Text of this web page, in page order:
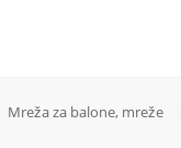
Mreža za balone, mreže